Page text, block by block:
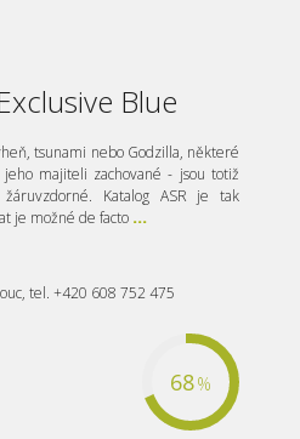
Blue
tsunami nebo Godzilla, některé
majiteli zachované - jsou totiž
Katalog ASR je tak
je možné de facto ...
tel. +420 608 752 475
68%